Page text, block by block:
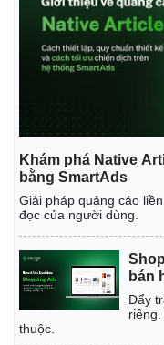
Khám phá Native
bằng SmartAds
Giải pháp quảng cáo
đọc của người dùng.
bán
Đẩy
thuộc.